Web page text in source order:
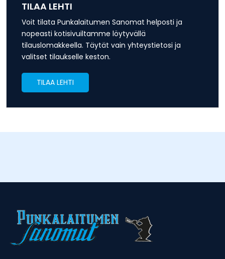
TILAA LEHTI
Voit tilata Punkalaitumen Sanomat helposti ja
nopeasti kotisivuiltamme löytyvällä
tilauslomakkeella. Täytät vain yhteystietosi ja
valitset tilaukselle keston.
TILAA LEHTI